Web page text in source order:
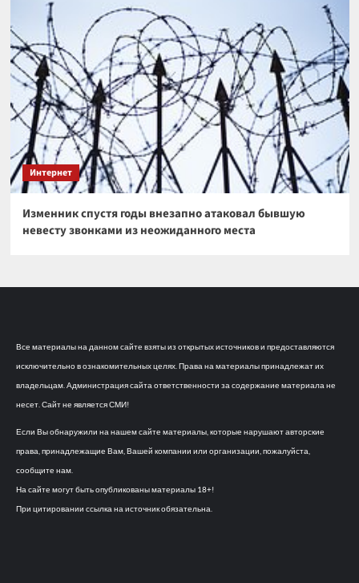
Интернет
Изменник спустя годы внезапно атаковал бывшую
невесту звонками из неожиданного места
Все материалы на данном сайте взяты из открытых источников и предоставляются
исключительно в ознакомительных целях. Права на материалы принадлежат их
владельцам. Администрация сайта ответственности за содержание материала не
несет. Сайт не является СМИ!
Если Вы обнаружили на нашем сайте материалы, которые нарушают авторские
права, принадлежащие Вам, Вашей компании или организации, пожалуйста,
сообщите нам.
На сайте могут быть опубликованы материалы 18+!
При цитировании ссылка на источник обязательна.